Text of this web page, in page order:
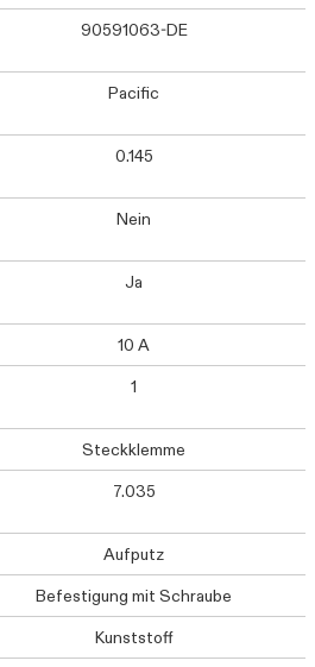
90591063-DE
Pacific
0.145
Nein
Ja
10 A
1
Steckklemme
7.035
Aufputz
Befestigung mit Schraube
Kunststoff